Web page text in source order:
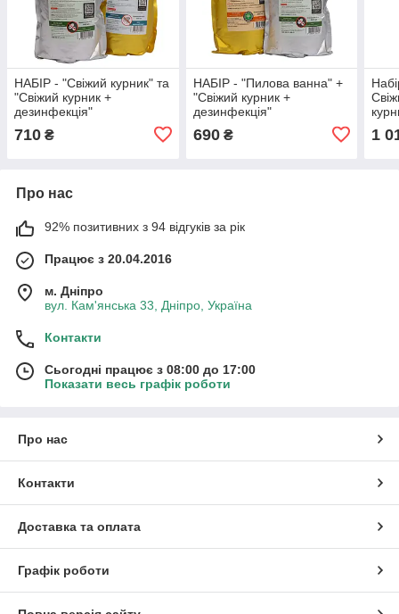
НАБІР - "Свіжий курник" та
"Свіжий курник +
дезинфекція"
710 ₴
НАБІР - "Пилова ванна" +
"Свіжий курник +
дезинфекція"
690₴ 1
Про нас
92% позитивних з 94 відгуків за рік
Працює з 20.04.2016
м. Дніпро
вул. Кам'янська 33, Дніпро, Україна
Контакти
Сьогодні працює з 08:00 до 17:00
Показати весь графік роботи
Про нас
Контакти
Доставка та оплата
Графік роботи